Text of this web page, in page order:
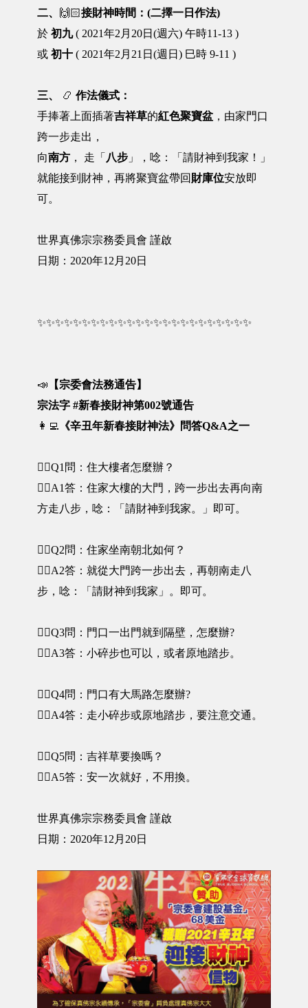
二、 🙌🏻接財神時間：(二擇一日作法)
於 初九( 2021年2月20日(週六) 午時11-13 )
或 初十( 2021年2月21日(週日) 巳時 9-11 )
三、 📿 作法儀式：
手捧著上面插著吉祥草的紅色聚寶盆，由家門口
跨一步走出，
向南方， 走「 八步」，唸：「請財神到我家！」
就能接到財神，再將聚寶盆帶回 財庫位安放即
可。
世界真佛宗宗務委員會 謹啟
日期：2020年12月20日
✨✨✨✨✨✨✨✨✨✨✨✨✨✨✨✨✨✨✨✨✨✨✨✨
📣 【宗委會法務通告】
宗法字 #新春接財神第002號通告
👩‍💻 《辛丑年新春接財神法》問答Q&A之一
🤷‍♀️Q1問：住大樓者怎麼辦？
🙋‍♂️A1答：住家大樓的大門，跨一步出去再向南
方走八步，唸：「請財神到我家。」即可。
🤷‍♀️Q2問：住家坐南朝北如何？
🙋‍♂️A2答：就從大門跨一步出去，再朝南走八
步，唸：「請財神到我家」。即可。
🤷‍♀️Q3問：門口一出門就到隔壁，怎麼辦?
🙋‍♂️A3答：小碎步也可以，或者原地踏步。
🤷‍♀️Q4問：門口有大馬路怎麼辦?
🙋‍♂️A4答：走小碎步或原地踏步，要注意交通。
🤷‍♀️Q5問：吉祥草要換嗎？
🙋‍♂️A5答：安一次就好，不用換。
世界真佛宗宗務委員會 謹啟
日期：2020年12月20日